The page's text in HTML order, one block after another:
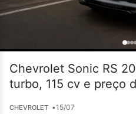
Chevrolet Sonic RS
turbo, 115 cv e preço
CHEVROLET •15/07